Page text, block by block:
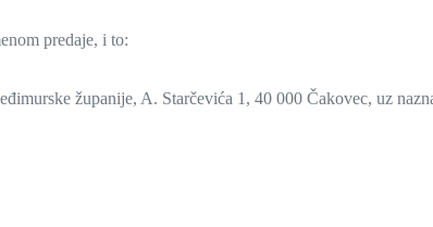
predaje, i to:
županije, A. Starčevića 1, 40 000 Čakovec, uz